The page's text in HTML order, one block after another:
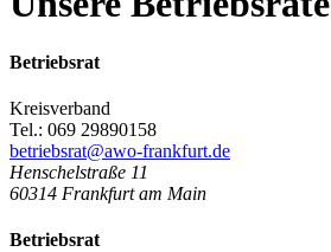
Betriebsrat
Kreisverband
Tel.: 069 29890158
betriebsrat@awo-frankfurt.de
Henschelstraße 11
60314 Frankfurt am Main
Betriebsrat